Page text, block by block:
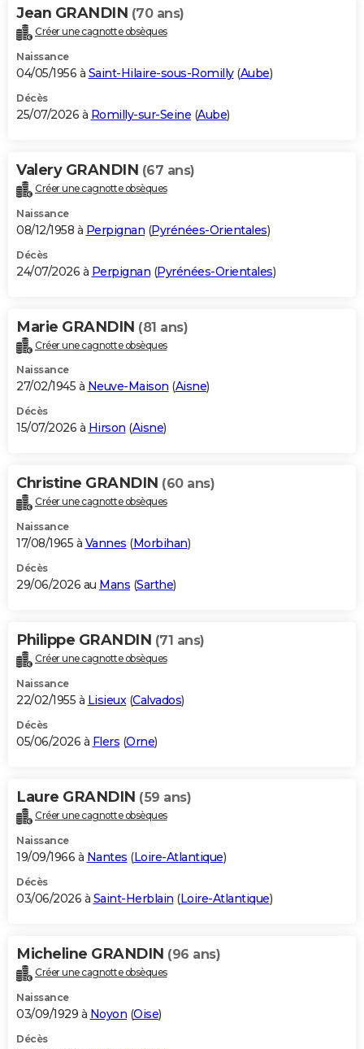
Bricolage
Lifestyle
Culture
Sport
Auto
Television
Voyage
Cinema
Jean GRANDIN (70 ans)
Créer une cagnotte obsèques
Naissance
04/05/1956 à Saint-Hilaire-sous-Romilly(Aube)
Décès
25/07/2026 à Romilly-sur-Seine (Aube)
Valery GRANDIN (67 ans)
Créer une cagnotte obsèques
Naissance
08/12/1958 à Perpignan (Pyrénées-Orientales)
Décès
24/07/2026 à Perpignan (Pyrénées-Orientales)
Marie GRANDIN (81 ans)
Créer une cagnotte obsèques
Naissance
27/02/1945 à Neuve-Maison (Aisne)
Décès
15/07/2026 à Hirson (Aisne)
Christine GRANDIN (60 ans)
Créer une cagnotte obsèques
Naissance
17/08/1965 à Vannes (Morbihan)
Décès
29/06/2026 au Mans (Sarthe)
Philippe GRANDIN (71 ans)
Créer une cagnotte obsèques
Naissance
22/02/1955 à Lisieux(Calvados)
Décès
05/06/2026 à Flers (Orne)
Laure GRANDIN (59 ans)
Créer une cagnotte obsèques
Naissance
19/09/1966 à Nantes (Loire-Atlantique)
Décès
03/06/2026 à Saint-Herblain (Loire-Atlantique)
Micheline GRANDIN (96 ans)
Créer une cagnotte obsèques
Naissance
03/09/1929 à Noyon (Oise)
Décès